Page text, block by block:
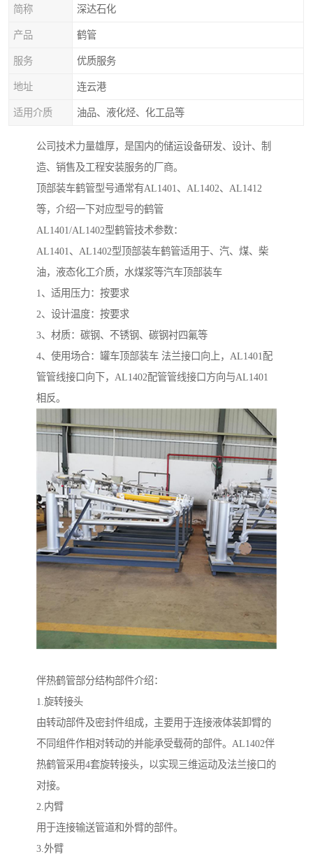
简称 深达石化
产品 鹤管
服务 优质服务
地址 连云港
适用介质 油品、液化烃、化工品等
公司技术力量雄厚，是国内的储运设备研发、设计、制
造、销售及工程安装服务的厂商。
顶部装车鹤管型号通常有AL1401、AL1402、AL1412
等，介绍一下对应型号的鹤管
AL1401/AL1402型鹤管技术参数：
AL1401、AL1402型顶部装车鹤管适用于、汽、煤、柴
油，液态化工介质，水煤浆等汽车顶部装车
1、适用压力：按要求
2、设计温度：按要求
3、材质：碳钢、不锈钢、碳钢衬四氟等
4、使用场合：罐车顶部装车 法兰接口向上，AL1401配
管管线接口向下，AL1402配管管线接口方向与AL1401
相反。
伴热鹤管部分结构部件介绍：
1.旋转接头
由转动部件及密封件组成，主要用于连接液体装卸臂的
不同组件作相对转动的并能承受载荷的部件。AL1402伴
热鹤管采用4套旋转接头，以实现三维运动及法兰接口的
对接。
2.内臂
用于连接输送管道和外臂的部件。
3.外臂